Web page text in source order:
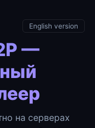
English version
—
на серверах